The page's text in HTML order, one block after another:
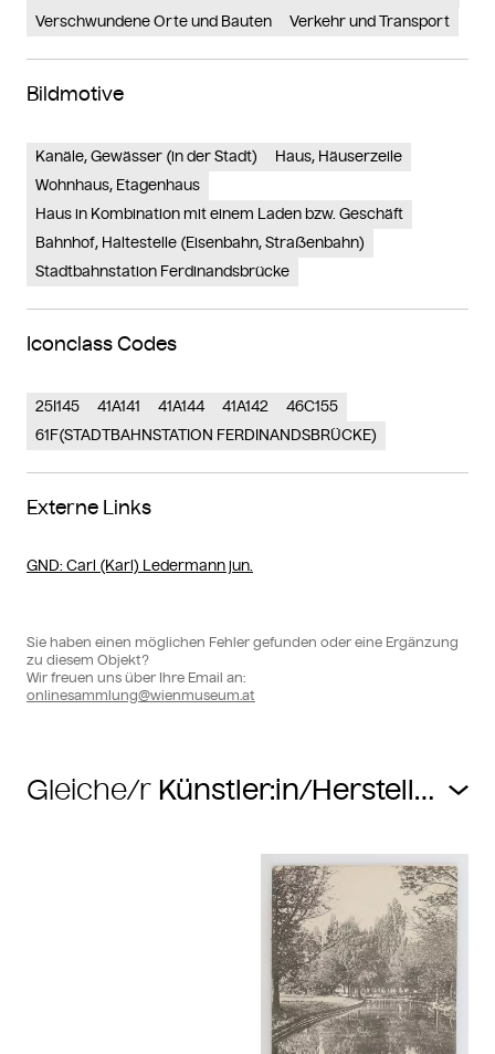
Verschwundene Orte und Bauten
Verkehr und Transport
Bildmotive
Kanäle, Gewässer (in der Stadt)
Haus, Häuserzeile
Wohnhaus, Etagenhaus
Haus in Kombination mit einem Laden bzw. Geschäft
Bahnhof, Haltestelle (Eisenbahn, Straßenbahn)
Stadtbahnstation Ferdinandsbrücke
Iconclass Codes
25I145 41A141 41A144 41A142
46C155
61F(STADTBAHNSTATION FERDINANDSBRÜCKE)
Externe Links
GND: Carl (Karl) Ledermann jun.
Sie haben einen möglichen Fehler gefunden oder eine Ergänzung
zu diesem Objekt?
Wir freuen uns über Ihre Email an:
onlinesammlung@wienmuseum.at
Gleiche/r